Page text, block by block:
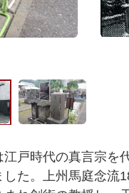
江戸時代の真言宗を
した。上州馬庭念流